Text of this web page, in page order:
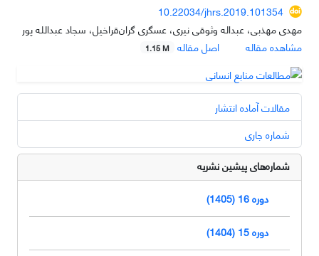
10.22034/jhrs.2019.101354
مهدی مهذبی، عبداله وثوقی نیری، عسگری گران‌قراخیل، سجاد عبدالله پور
مشاهده مقاله
اصل مقاله 1.15 M
مقالات آماده انتشار
شماره جاری
شماره‌های پیشین نشریه
دوره 16 (1405)
دوره 15 (1404)